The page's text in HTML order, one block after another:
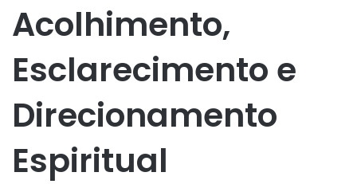
Acolhimento,
Esclarecimento e
Direcionamento
Espiritual